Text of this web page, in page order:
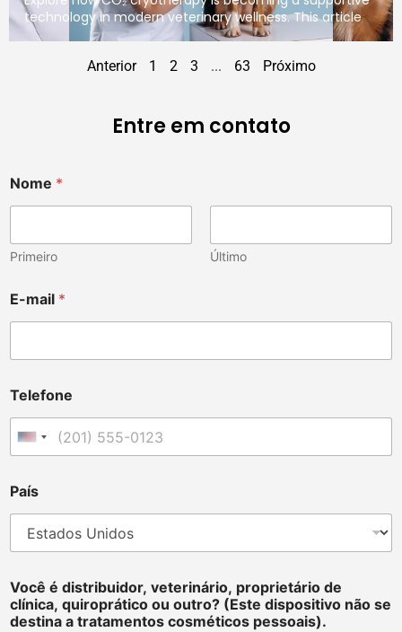
technology in modern veterinary wellness. This article
Anterior 1 2 3 ... 63 Próximo
Entre em contato
Nome *
Primeiro Último
o
t
-
a
l
o
E-mail *
Telefone
United States +1
País
Você é distribuidor, veterinário, proprietário de
clínica, quiroprático ou outro? (Este dispositivo não se
destina a tratamentos cosméticos pessoais).